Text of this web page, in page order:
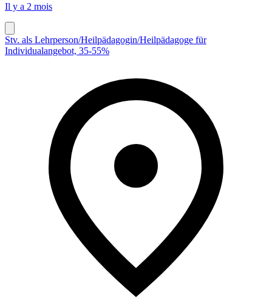
Il y a 2 mois
Stv. als Lehrperson/Heilpädagogin/Heilpädagoge für
Individualangebot, 35-55%